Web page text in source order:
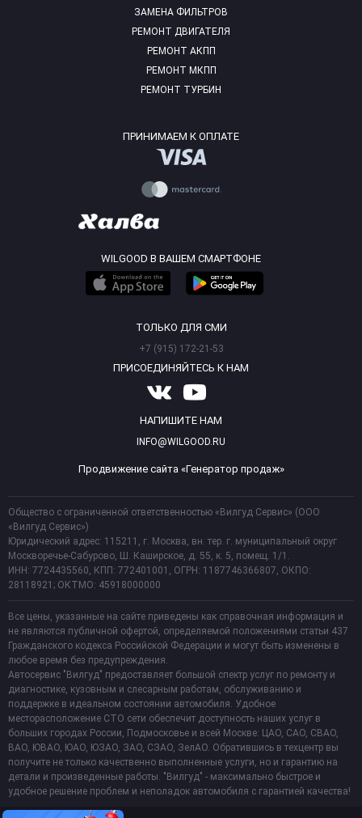
ЗАМЕНА ФИЛЬТРОВ
РЕМОНТ ДВИГАТЕЛЯ
РЕМОНТ АКПП
РЕМОНТ МКПП
РЕМОНТ ТУРБИН
ПРИНИМАЕМ К ОПЛАТЕ
WILGOOD В ВАШЕМ СМАРТФОНЕ
ТОЛЬКО ДЛЯ СМИ
+7 (915) 172-21-53
ПРИСОЕДИНЯЙТЕСЬ К НАМ
НАПИШИТЕ НАМ
INFO@WILGOOD.RU
Продвижение сайта «Генератор продаж»
Общество с ограниченной ответственностью «Вилгуд Сервис» (ООО
«Вилгуд Сервис»)
Юридический адрес: 115211, г. Москва, вн. тер. г. муниципальный округ
Москворечье-Сабурово, Ш. Каширское, д. 55, к. 5, помещ. 1/1.
ИНН: 7724435560, КПП: 772401001, ОГРН: 1187746366807, ОКПО:
28118921; ОКТМО: 45918000000
Все цены, указанные на сайте приведены как справочная информация и
не являются публичной офертой, определяемой положениями статьи 437
Гражданского кодекса Российской Федерации и могут быть изменены в
любое время без предупреждения.
Автосервис "Вилгуд" предоставляет большой спектр услуг по ремонту и
диагностике, кузовным и слесарным работам, обслуживанию и
поддержке в идеальном состоянии автомобиля. Удобное
месторасположение СТО сети обеспечит доступность наших услуг в
больших городах России, Подмосковье и всей Москве: ЦАО, САО, СВАО,
ВАО, ЮВАО, ЮАО, ЮЗАО, ЗАО, СЗАО, ЗелАО. Обратившись в техцентр вы
получите не только качественно выполненные услуги, но и гарантию на
детали и произведенные работы. "Вилгуд" - максимально быстрое и
удобное решение проблем и неполадок автомобиля с гарантией качества!